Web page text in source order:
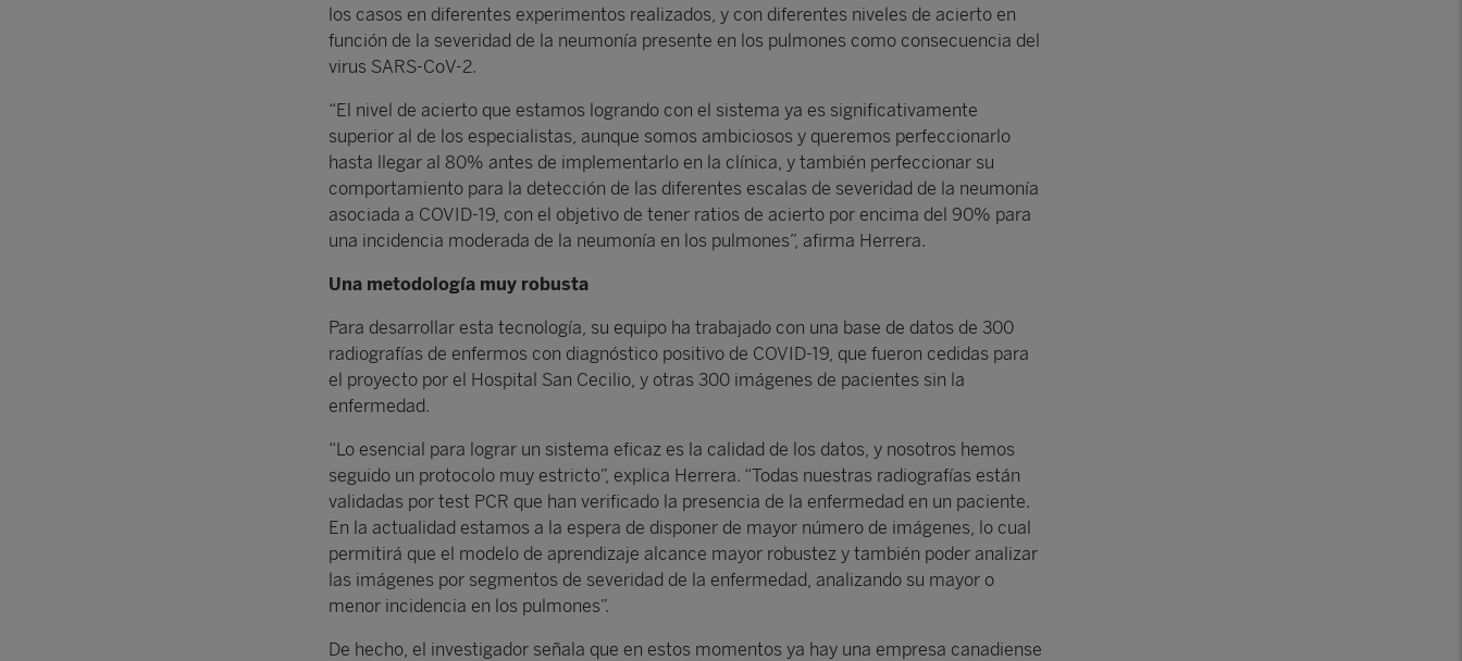
los casos en diferentes experimentos realizados, y con diferentes niveles de acierto en
función de la severidad de la neumonía presente en los pulmones como consecuencia del
virus SARS-CoV-2.
“El nivel de acierto que estamos logrando con el sistema ya es significativamente
superior al de los especialistas, aunque somos ambiciosos y queremos perfeccionarlo
hasta llegar al 80% antes de implementarlo en la clínica, y también perfeccionar su
comportamiento para la detección de las diferentes escalas de severidad de la neumonía
asociada a COVID-19, con el objetivo de tener ratios de acierto por encima del 90% para
una incidencia moderada de la neumonía en los pulmones”, afirma Herrera.
Una metodología muy robusta
Para desarrollar esta tecnología, su equipo ha trabajado con una base de datos de 300
radiografías de enfermos con diagnóstico positivo de COVID-19, que fueron cedidas para
el proyecto por el Hospital San Cecilio, y otras 300 imágenes de pacientes sin la
enfermedad.
“Lo esencial para lograr un sistema eficaz es la calidad de los datos, y nosotros hemos
seguido un protocolo muy estricto”, explica Herrera. “Todas nuestras radiografías están
validadas por test PCR que han verificado la presencia de la enfermedad en un paciente.
En la actualidad estamos a la espera de disponer de mayor número de imágenes, lo cual
permitirá que el modelo de aprendizaje alcance mayor robustez y también poder analizar
las imágenes por segmentos de severidad de la enfermedad, analizando su mayor o
menor incidencia en los pulmones”.
De hecho, el investigador señala que en estos momentos ya hay una empresa canadiense